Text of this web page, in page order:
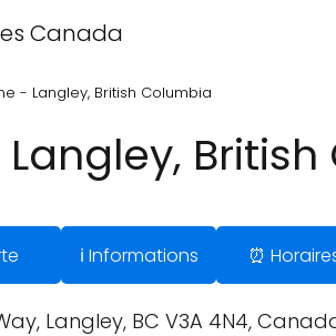
Canada
- Langley, British Columbia
ℹ️ Informations ⏰
Langley, BC V3A 4N4,